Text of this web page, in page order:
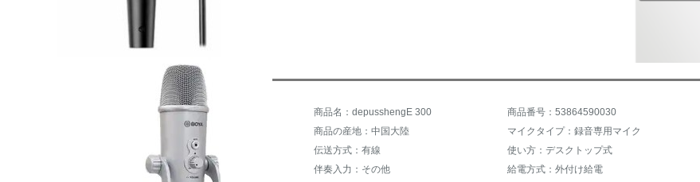
商品名：depusshengE 300 商品番号：53864590030
商品の産地：中国大陸
マイクタイプ：録音専用マイク
伝送方式：有線
使い方：デスクトップ式
伴奏入力：その他
給電方式：外付け給電